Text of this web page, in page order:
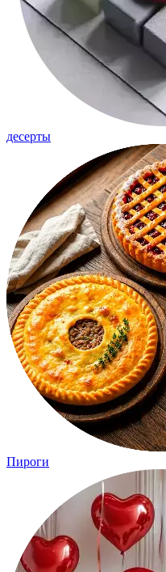
десерты
Пироги